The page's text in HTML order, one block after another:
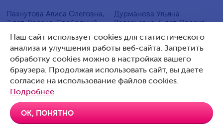
Пахнутова Алиса Олеговна,
7 лет, Россия, Свободный
Дурманова Ульяна
Валерьевна, 5 лет, Россия,
Наш сайт использует cookies для статистического
анализа и улучшения работы веб-сайта. Запретить
обработку cookies можно в настройках вашего
браузера. Продолжая использовать сайт, вы даете
согласие на использование файлов cookies.
Подробнее
ОК, ПОНЯТНО